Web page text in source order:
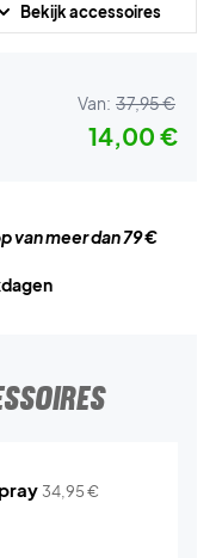
Bekijk accessoires
Van: 37,95 €
14,00 €
van meer dan 79 €
34,95€